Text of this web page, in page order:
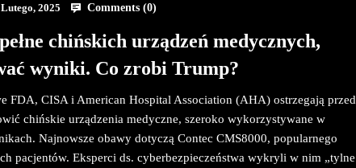
2025 Comments (0)
chińskich urządzeń medycznych,
wyniki. Co zrobi Trump?
FDA, CISA i American Hospital Association (AHA) ostrzegają przed
chińskie urządzenia medyczne, szeroko wykorzystywane w
Najnowsze obawy dotyczą Contec CMS8000, popularnego
pacjentów. Eksperci ds. cyberbezpieczeństwa wykryli w nim „tylne